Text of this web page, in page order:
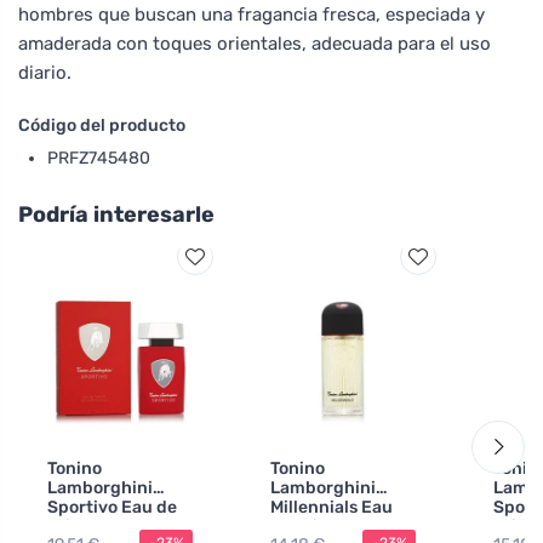
hombres que buscan una fragancia fresca, especiada y
amaderada con toques orientales, adecuada para el uso
diario.
Código del producto
PRFZ745480
Podría interesarle
Tonino
Lamborghini
Sportivo Eau de
Toilette para
Tonino
Lamborghini
Millennials Eau
de Toilette para